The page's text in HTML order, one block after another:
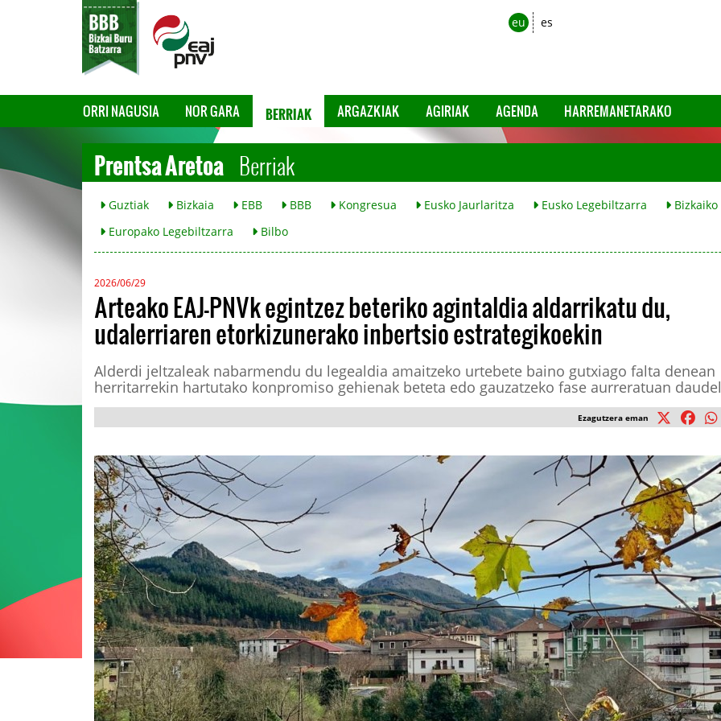
eu es
ORRI NAGUSIA NOR GARA BERRIAK ARGAZKIAK AGIRIAK AGENDA HARREMANETARAKO
Prentsa Aretoa Berriak
Guztiak Bizkaia EBB BBB Kongresua Eusko Jaurlaritza Eusko Legebiltzarra
Europako Legebiltzarra
Bilbo
2026/06/29
Arteako EAJ-PNVk egintzez beteriko agintaldia aldarrikatu du,
udalerriaren etorkizunerako inbertsio estrategikoekin
Alderdi jeltzaleak nabarmendu du legealdia amaitzeko urtebete baino gutxiago falta denean
herritarrekin hartutako konpromiso gehienak beteta edo gauzatzeko fase aurreratuan
Ezagutzera eman